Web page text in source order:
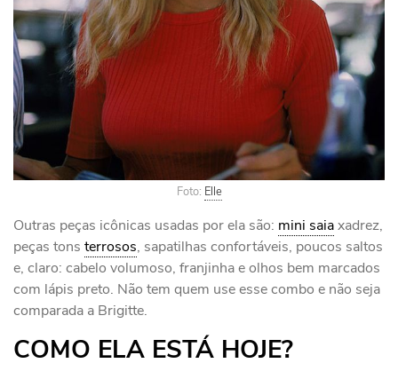
Foto: Elle
Outras peças icônicas usadas por ela são: mini saiaxadrez,
peças tons terrosos, sapatilhas confortáveis, poucos saltos
e, claro: cabelo volumoso, franjinha e olhos bem marcados
com lápis preto. Não tem quem use esse combo e não seja
comparada a Brigitte.
COMO ELA ESTÁ HOJE?